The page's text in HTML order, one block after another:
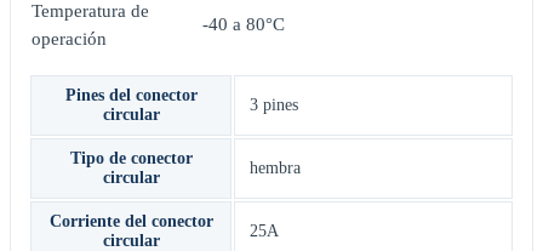
Temperatura de
operación
-40 a 80°C
Pines del conector
circular
3 pines
Tipo de conector
circular
hembra
Corriente del conector
circular
25A